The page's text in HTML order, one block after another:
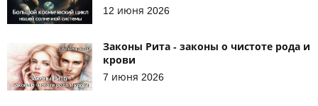
12 июня 2026
Законы Рита - законы о чистоте рода и
крови
7 июня 2026